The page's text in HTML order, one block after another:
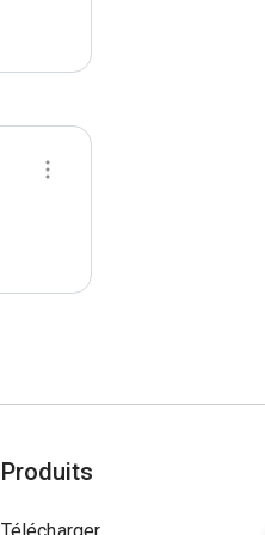
Produits